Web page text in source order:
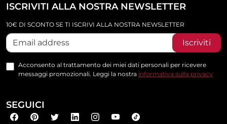
ISCRIVITI ALLA NOSTRA NEWSLETTER
10€ DI SCONTO SE TI ISCRIVI ALLA NOSTRA NEWSLETTER
Iscriviti
Acconsento al trattamento dei miei dati personali per ricevere
messaggi promozionali. Leggi la nostra informativa sulla privacy
SEGUICI